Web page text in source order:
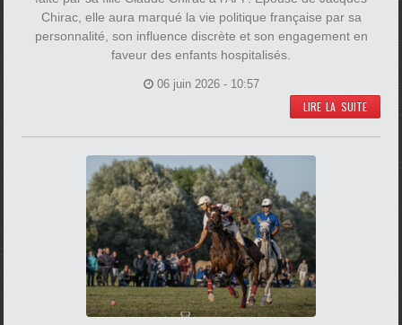
Chirac, elle aura marqué la vie politique française par sa
personnalité, son influence discrète et son engagement en
faveur des enfants hospitalisés.
06 juin 2026 - 10:57
LIRE LA SUITE